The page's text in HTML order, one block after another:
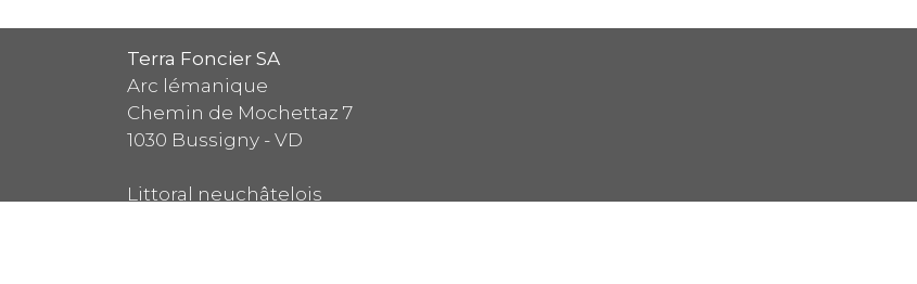
Terra Foncier SA
Arc lémanique
Chemin de Mochettaz 7
1030 Bussigny - VD
Littoral neuchâtelois